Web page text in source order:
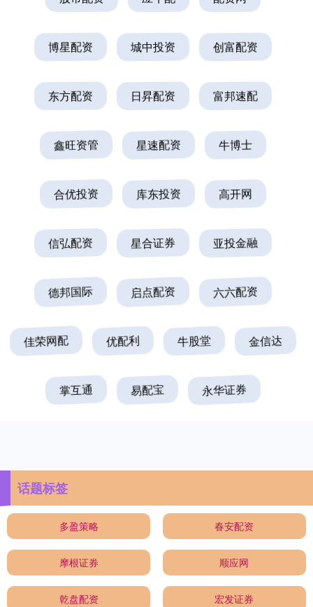
博星配资 城中投资 创富配资
东方配资 日昇配资 富邦速配
鑫旺资管 星速配资 牛博士
合优投资 库东投资 高开网
信弘配资 星合证券 亚投金融
德邦国际 启点配资 六六配资
佳荣网配 优配利 牛股堂 金信达
掌互通 易配宝 永华证券
话题标签
多盈策略 春安配资
摩根证券 顺应网
乾盘配资 宏发证券